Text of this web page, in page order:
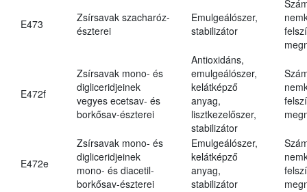
E473
Zsírsavak szacharóz-
észterei
Emulgeálószer,
stabilizátor
E472f
Zsírsavak mono- és
digliceridjeinek
vegyes ecetsav- és
borkősav-észterei
Antioxidáns,
emulgeálószer,
kelátképző
anyag,
lisztkezelőszer,
stabilizátor
E472e
Zsírsavak mono- és
digliceridjeinek
mono- és diacetil-
borkősav-észterei
Emulgeálószer,
kelátképző
anyag,
stabilizátor